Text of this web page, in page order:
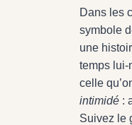
Dans les
symbole
une
temps lui-
celle
intimidé :
Suivez le